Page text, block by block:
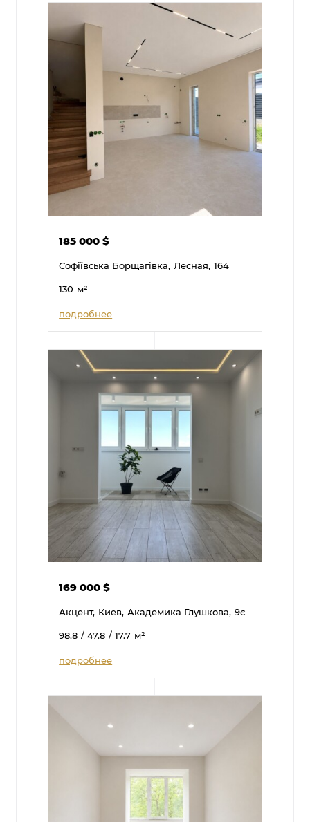
185 000$
Софіївська Борщагівка, Лесная, 164
130 м²
подробнее
169 000$
Акцент, Киев, Академика Глушкова, 9є
98.8 / 47.8 / 17.7 м²
подробнее